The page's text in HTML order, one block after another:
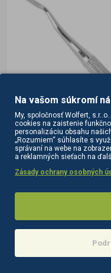
Na vašom súkromí
My, spoločnosť Wolfert,
cookies na zaistenie
personalizáciu obsahu
„Rozumiem“ súhlasíte s
správaní na webe na
a reklamných sieťach na
Zásady ochrany osobných